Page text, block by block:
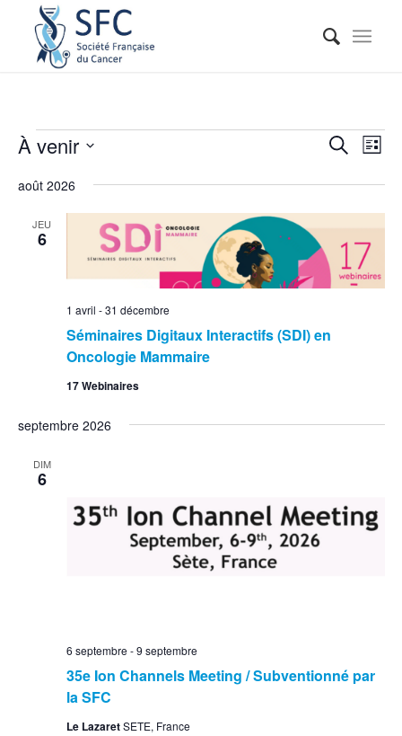
vues
Recherche
de
Liste
À venir
une
août 2026
JEU
6
Séminaires Digitaux Interactifs (SDI) en
Oncologie Mammaire
1 avril -31 décembre
17 Webinaires
septembre 2026
DIM
6
35e Ion Channels Meeting / Subventionné par
la SFC
6 septembre -9 septembre
Le LazaretSETE, France